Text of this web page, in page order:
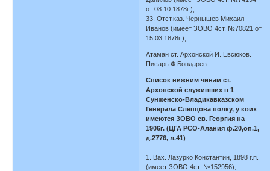
от 08.10.1878г.);
33. Отст.каз. Чернышев Михаил
Иванов (имеет ЗОВО 4ст. №70821 от
15.03.1878г.);
Атаман ст. Архонской И. Евсюков.
Писарь Ф.Бондарев.
Список нижним чинам ст.
Архонской служивших в 1
Сунженско-Владикавказском
Генерала Слепцова полку, у коих
имеются ЗОВО св. Георгия на
1906г. (ЦГА РСО-Алания ф.20,оп.1,
д.2776, л.41)
1. Вах. Лазурко Константин, 1898 г.п.
(имеет ЗОВО 4ст. №152956);